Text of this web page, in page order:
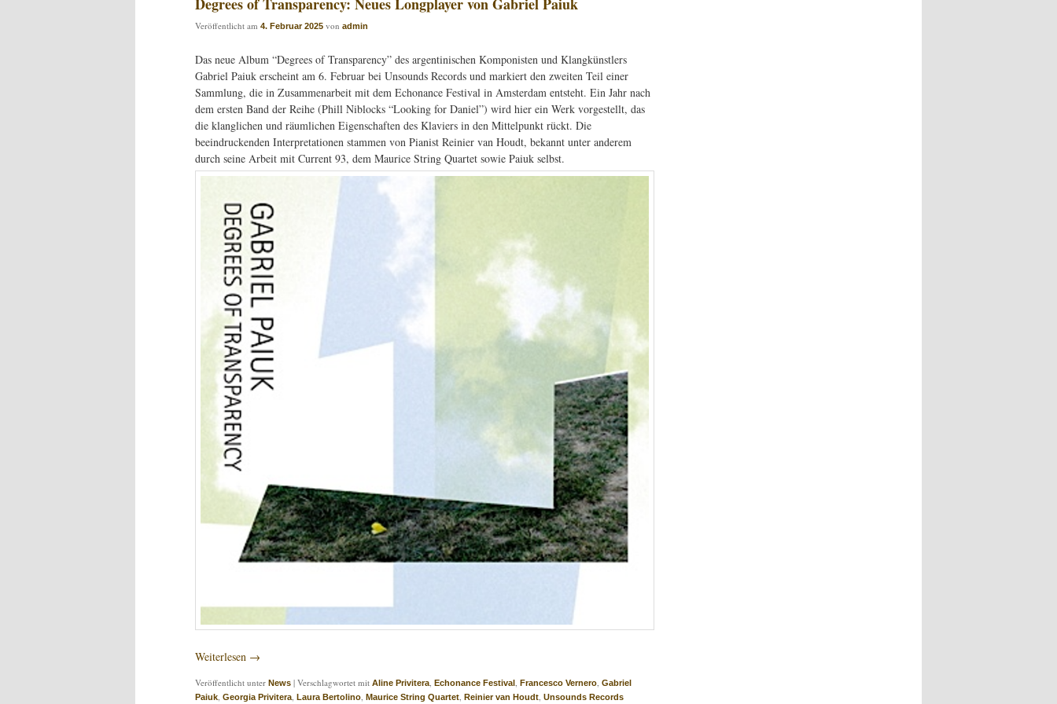
Veröffentlicht am 4. Februar 2025 von admin
Das neue Album “Degrees of Transparency” des argentinischen Komponisten und Klangkünstlers
Gabriel Paiuk erscheint am 6. Februar bei Unsounds Records und markiert den zweiten Teil einer
Sammlung, die in Zusammenarbeit mit dem Echonance Festival in Amsterdam entsteht. Ein Jahr nach
dem ersten Band der Reihe (Phill Niblocks “Looking for Daniel”) wird hier ein Werk vorgestellt, das
die klanglichen und räumlichen Eigenschaften des Klaviers in den Mittelpunkt rückt. Die
beeindruckenden Interpretationen stammen von Pianist Reinier van Houdt, bekannt unter anderem
durch seine Arbeit mit Current 93, dem Maurice String Quartet sowie Paiuk selbst.
Weiterlesen →
Veröffentlicht unter News | Verschlagwortet mit Aline Privitera, Echonance Festival, Francesco Vernero, Gabriel
Paiuk, Georgia Privitera, Laura Bertolino, Maurice String Quartet, Reinier van Houdt, Unsounds Records